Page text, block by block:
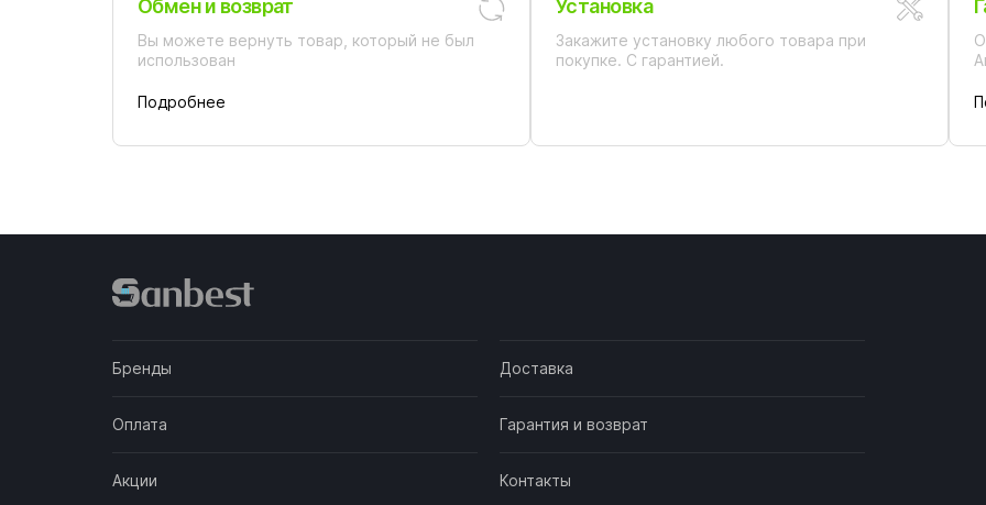
Обмен и возврат
Вы можете вернуть товар, который не был
использован
Подробнее
Установка
Закажите установку любого товара при
покупке. С гарантией.
Бренды Доставка
Оплата Гарантия и возврат
Акции Контакты